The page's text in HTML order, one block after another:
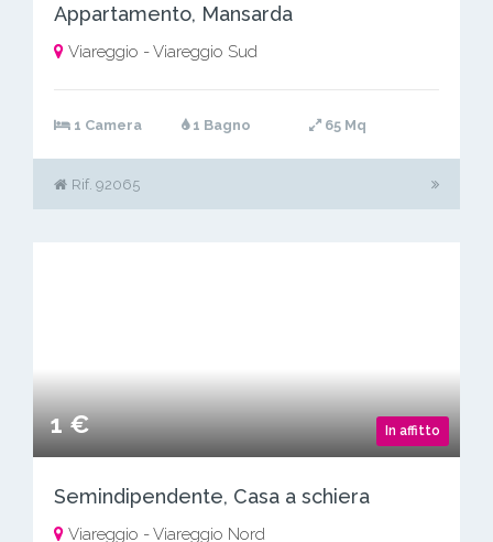
Appartamento, Mansarda
Viareggio - Viareggio Sud
1 Camera 1 Bagno 65 Mq
Rif. 92065
In affitto
1 €
Semindipendente, Casa a schiera
Viareggio - Viareggio Nord